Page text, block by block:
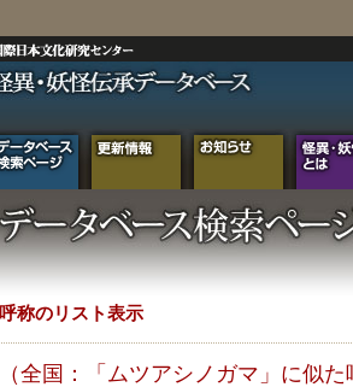
呼称のリスト表示
（全国：「ムツアシノガマ」に似た